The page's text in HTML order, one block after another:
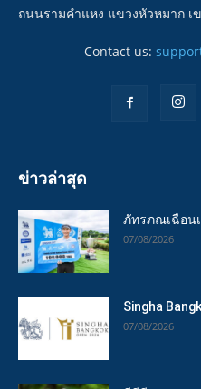
ถนนรามคำแหง แขวงหัวหมาก เ
Contact us:
ข่าวล่าสุด
ภัทรภณเฉือน
07/08/2026
Singha
07/08/2026